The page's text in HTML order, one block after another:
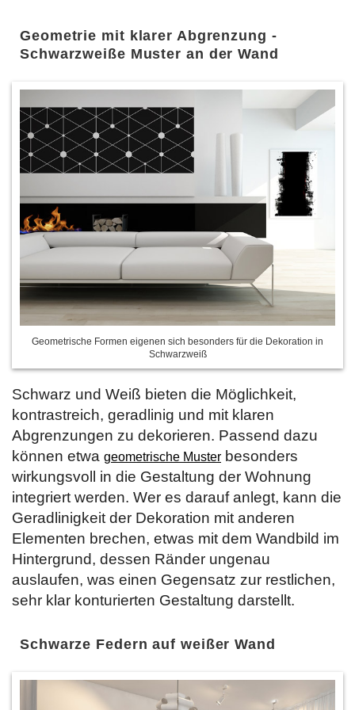
Geometrie mit klarer Abgrenzung -
Schwarzweiße Muster an der Wand
Geometrische Formen eigenen sich besonders für die Dekoration in
Schwarzweiß
Schwarz und Weiß bieten die Möglichkeit,
kontrastreich, geradlinig und mit klaren
Abgrenzungen zu dekorieren. Passend dazu
können etwa geometrische Muster besonders
wirkungsvoll in die Gestaltung der Wohnung
integriert werden. Wer es darauf anlegt, kann die
Geradlinigkeit der Dekoration mit anderen
Elementen brechen, etwas mit dem Wandbild im
Hintergrund, dessen Ränder ungenau
auslaufen, was einen Gegensatz zur restlichen,
sehr klar konturierten Gestaltung darstellt.
Schwarze Federn auf weißer Wand